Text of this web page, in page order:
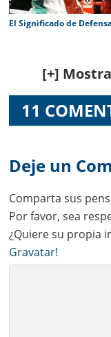
El Significado de
Reader
[+]
11
Deje un
Comparta sus
Por favor, sea
¿Quiere su propia
Gravatar!